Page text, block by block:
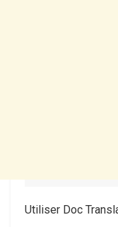
Utiliser Doc